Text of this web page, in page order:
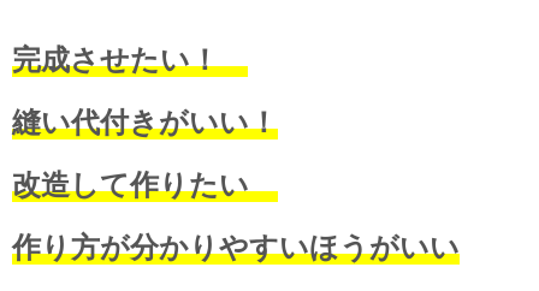
完成させたい！
縫い代付きがいい！
改造して作りたい
作り方が分かりやすいほうがいい